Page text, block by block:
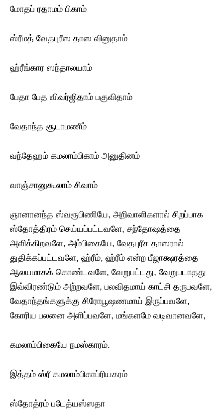
மோதப் ரதாமம் பிகாம்
ஸ்ரீமத் வேதபுரீஸ தாஸ வினுதாம்
ஹ்ரீங்கார ஸந்தாலயாம்
பேதா பேத விவர்ஜிதாம் பகுவிதாம்
வேதாந்த சூடாமணீம்
வந்தேஹம் கமலாம்பிகாம் அனுதினம்
வாஞ்சானுகூலாம் சிவாம்
ஞானானந்த ஸ்வரூபிணியே, அறிவாளிகளால் சிறப்பாக
ஸ்தோத்திரம் செய்யப்பட்டவளே, சந்தோஷத்தை
அளிக்கிறவளே, அம்பிகையே, வேதபுரீச தாஸரால்
துதிக்கப்பட்டவளே, ஹ்ரீம், ஹ்ரீம் என்ற பீஜாக்ஷரத்தை
ஆலயமாகக் கொண்டவளே, வேறுபட்டது, வேறுபடாதது
இவ்விரண்டும் அற்றவளே, பலவிதமாய் காட்சி தருபவளே,
வேதாந்தங்களுக்கு சிரோபூஷணமாய் இருப்பவளே,
கோரிய பலனை அளிப்பவளே, மங்களமே வடிவானவளே,
கமலாம்பிகையே நமஸ்காரம்.
இத்தம் ஸ்ரீ கமலாம்பிகாப்ரியகரம்
ஸ்தோத்ரம் படேத்யஸ்ஸதா